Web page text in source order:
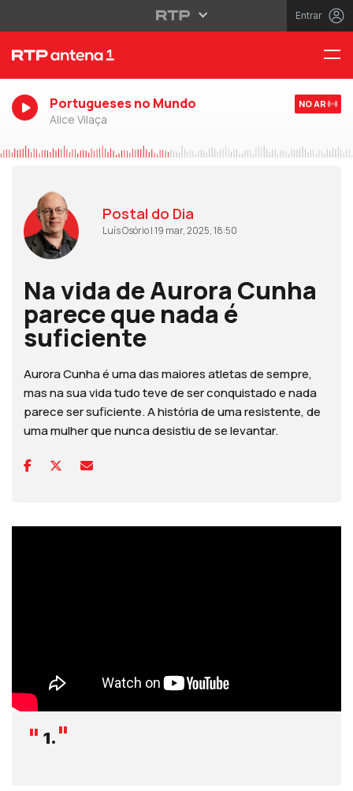
Entrar
Portugueses no Mundo
Alice Vilaça
NO AR
Postal do Dia
Luís Osório | 19 mar, 2025, 18:50
Na vida de Aurora Cunha
parece que nada é
suficiente
Aurora Cunha é uma das maiores atletas de sempre,
mas na sua vida tudo teve de ser conquistado e nada
parece ser suficiente. A história de uma resistente, de
uma mulher que nunca desistiu de se levantar.
1.